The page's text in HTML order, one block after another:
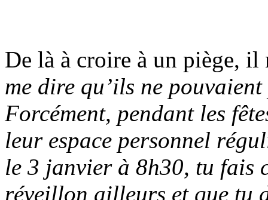
De là à croire à un piège, il
me dire qu’ils ne
Forcément, pendant les
leur espace personnel
le 3 janvier à 8h30, tu fais
réveillon ailleurs et que tu